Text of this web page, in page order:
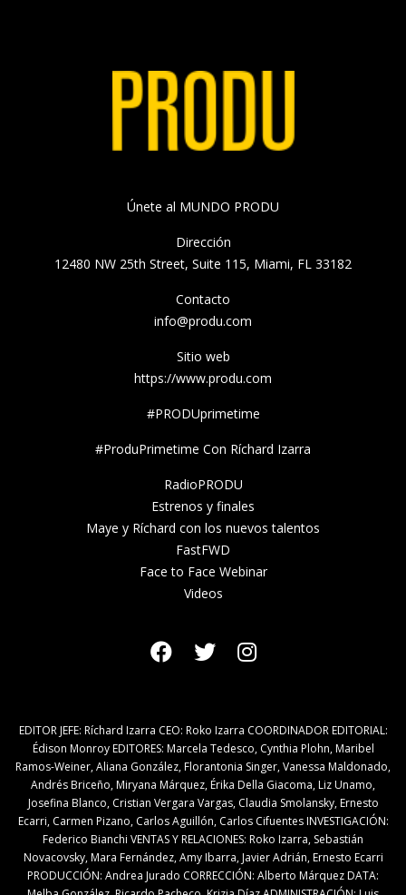
Únete al MUNDO PRODU
Dirección
12480 NW 25th Street, Suite 115, Miami, FL 33182
Contacto
info@produ.com
Sitio web
https://www.produ.com
#PRODUprimetime
#ProduPrimetime Con Ríchard Izarra
RadioPRODU
Estrenos y finales
Maye y Ríchard con los nuevos talentos
FastFWD
Face to Face Webinar
Videos
EDITOR JEFE: Ríchard Izarra CEO: Roko Izarra COORDINADOR EDITORIAL:
Édison Monroy EDITORES: Marcela Tedesco, Cynthia Plohn, Maribel
Ramos-Weiner, Aliana González, Florantonia Singer, Vanessa Maldonado,
Andrés Briceño, Miryana Márquez, Érika Della Giacoma, Liz Unamo,
Josefina Blanco, Cristian Vergara Vargas, Claudia Smolansky, Ernesto
Ecarri, Carmen Pizano, Carlos Aguillón, Carlos Cifuentes INVESTIGACIÓN:
Federico Bianchi VENTAS Y RELACIONES: Roko Izarra, Sebastián
Novacovsky, Mara Fernández, Amy Ibarra, Javier Adrián, Ernesto Ecarri
PRODUCCIÓN: Andrea Jurado CORRECCIÓN: Alberto Márquez DATA: